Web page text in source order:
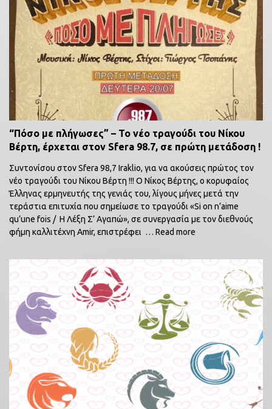
“Πόσο με πλήγωσες” – Το νέο τραγούδι του Νίκου
Βέρτη, έρχεται στον Sfera 98.7, σε πρώτη μετάδοση !
Συντονίσου στον Sfera 98,7 Iraklio, για να ακούσεις πρώτος τον
νέο τραγούδι του Νίκου Βέρτη !!! O Νίκος Βέρτης, ο κορυφαίος
Έλληνας ερμηνευτής της γενιάς του, λίγους μήνες μετά την
τεράστια επιτυχία που σημείωσε το τραγούδι «Si on n’aime
qu’une fois / H Λέξη Σ’ Αγαπώ», σε συνεργασία με τον διεθνούς
φήμη καλλιτέχνη Amir, επιστρέφει … Read more